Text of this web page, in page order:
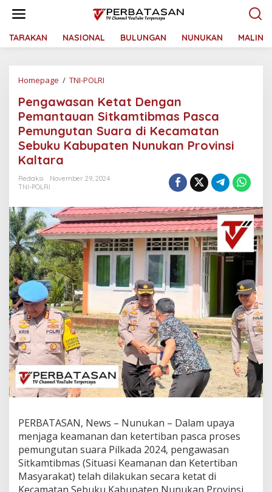
t
TARAKAN NASIONAL BULUNGAN NUNUKAN
Homepage / TNI-POLRI
n
g
a
w
a
n
t
a
t
D
e
n
a
P
e
m
a
n
t
a
u
a
S
i
t
k
a
m
Pengawasan Ketat Dengan
Pemantauan Sitkamtibmas Pasca
Pemungutan Suara di Kecamatan
Sebuku Kabupaten Nunukan Provinsi
Kaltara
Redaksi
November 29, 2024
TNI-POLRI
PERBATASAN, News – Nunukan – Dalam upaya
menjaga keamanan dan ketertiban pasca proses
pemungutan suara Pilkada 2024, pengawasan
Sitkamtibmas (Situasi Keamanan dan Ketertiban
Masyarakat) telah dilakukan secara ketat di
Kecamatan Sebuku Kabupaten Nunukan Provinsi